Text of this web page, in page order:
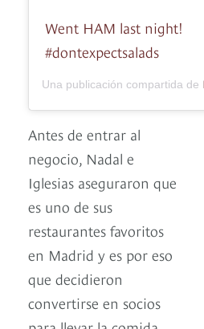
Went HAM last night!
#dontexpectsalads
Una publicación compartida de
Antes de entrar al
negocio, Nadal e
Iglesias aseguraron que
es uno de sus
restaurantes favoritos
en Madrid y es por eso
que decidieron
convertirse en socios